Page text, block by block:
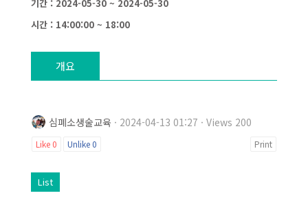
기간 : 2024-05-30 ~ 2024-05-30
시간 : 14:00:00 ~ 18:00
개요
심폐소생술교육 · 2024-04-13 01:27 · Views 200
Like 0 Unlike0 Print
List